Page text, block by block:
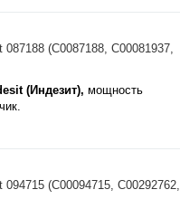
(C0087188, C00081937,
(Индезит), мощность
(C00094715, C00292762,